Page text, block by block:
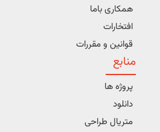
همکاری باما
افتخارات
قوانین و مقررات
منابع
پروژه ها
دانلود
متریال طراحی